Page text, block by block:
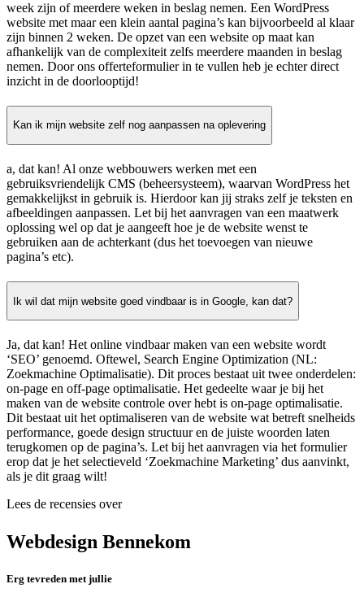
week zijn of meerdere weken in beslag nemen. Een WordPress
website met maar een klein aantal pagina’s kan bijvoorbeeld al klaar
zijn binnen 2 weken. De opzet van een website op maat kan
afhankelijk van de complexiteit zelfs meerdere maanden in beslag
nemen. Door ons offerteformulier in te vullen heb je echter direct
inzicht in de doorlooptijd!
Kan ik mijn website zelf nog aanpassen na oplevering
a, dat kan! Al onze webbouwers werken met een
gebruiksvriendelijk CMS (beheersysteem), waarvan WordPress het
gemakkelijkst in gebruik is. Hierdoor kan jij straks zelf je teksten en
afbeeldingen aanpassen. Let bij het aanvragen van een maatwerk
oplossing wel op dat je aangeeft hoe je de website wenst te
gebruiken aan de achterkant (dus het toevoegen van nieuwe
pagina’s etc).
Ik wil dat mijn website goed vindbaar is in Google, kan dat?
Ja, dat kan! Het online vindbaar maken van een website wordt
‘SEO’ genoemd. Oftewel, Search Engine Optimization (NL:
Zoekmachine Optimalisatie). Dit proces bestaat uit twee onderdelen:
on-page en off-page optimalisatie. Het gedeelte waar je bij het
maken van de website controle over hebt is on-page optimalisatie.
Dit bestaat uit het optimaliseren van de website wat betreft snelheids
performance, goede design structuur en de juiste woorden laten
terugkomen op de pagina’s. Let bij het aanvragen via het formulier
erop dat je het selectieveld ‘Zoekmachine Marketing’ dus aanvinkt,
als je dit graag wilt!
Lees de recensies over
Webdesign Bennekom
Erg tevreden met jullie